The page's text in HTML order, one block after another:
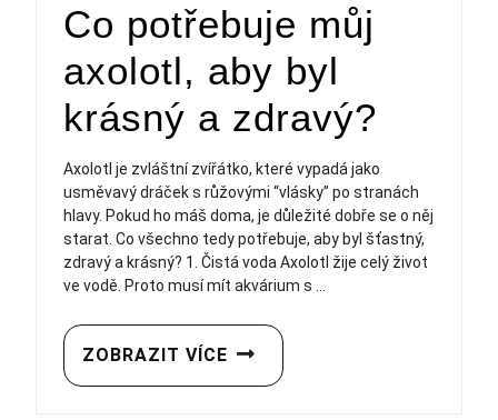
Co potřebuje můj
axolotl, aby byl
krásný a zdravý?
Axolotl je zvláštní zvířátko, které vypadá jako
usměvavý dráček s růžovými “vlásky” po stranách
hlavy. Pokud ho máš doma, je důležité dobře se o něj
starat. Co všechno tedy potřebuje, aby byl šťastný,
zdravý a krásný? 1. Čistá voda Axolotl žije celý život
ve vodě. Proto musí mít akvárium s ...
ZOBRAZIT VÍCE